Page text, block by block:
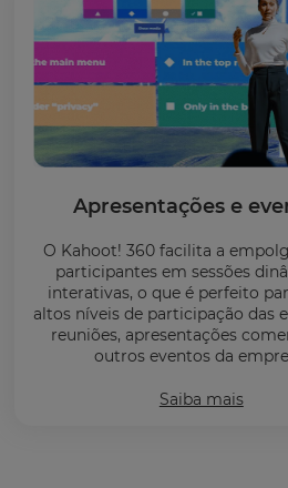
Apresentações e
O Kahoot! 360 facilita a
participantes em sessões
interativas, o que é perfeito
altos níveis de participação das
reuniões, apresentações
outros eventos da
Saiba mais